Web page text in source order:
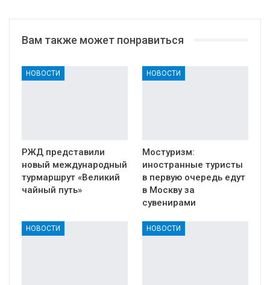
Вам также может понравиться
НОВОСТИ
РЖД представили
новый международный
турмаршрут «Великий
чайный путь»
НОВОСТИ
Мостуризм:
иностранные туристы
в первую очередь едут
в Москву за
сувенирами
НОВОСТИ НОВОСТИ